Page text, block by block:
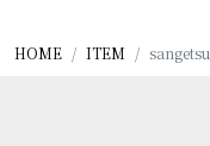
HOME ITEM sangetsu